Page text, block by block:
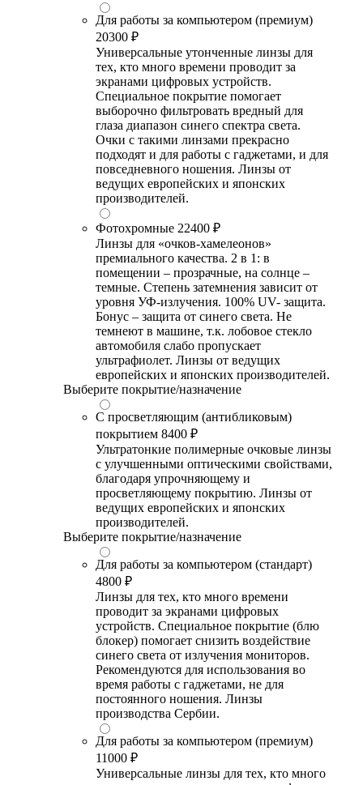
Для работы за компьютером (премиум)
20300 ₽
Универсальные утонченные линзы для
тех, кто много времени проводит за
экранами цифровых устройств.
Специальное покрытие помогает
выборочно фильтровать вредный для
глаза диапазон синего спектра света.
Очки с такими линзами прекрасно
подходят и для работы с гаджетами, и для
повседневного ношения. Линзы от
ведущих европейских и японских
производителей.
Фотохромные 22400 ₽
Линзы для «очков-хамелеонов»
премиального качества. 2 в 1: в
помещении – прозрачные, на солнце –
темные. Степень затемнения зависит от
уровня УФ-излучения. 100% UV- защита.
Бонус – защита от синего света. Не
темнеют в машине, т.к. лобовое стекло
автомобиля слабо пропускает
ультрафиолет. Линзы от ведущих
европейских и японских производителей.
Выберите покрытие/назначение
С просветляющим (антибликовым)
покрытием 8400 ₽
Ультратонкие полимерные очковые линзы
с улучшенными оптическими свойствами,
благодаря упрочняющему и
просветляющему покрытию. Линзы от
ведущих европейских и японских
производителей.
Выберите покрытие/назначение
Для работы за компьютером (стандарт)
4800 ₽
Линзы для тех, кто много времени
проводит за экранами цифровых
устройств. Специальное покрытие (блю
блокер) помогает снизить воздействие
синего света от излучения мониторов.
Рекомендуются для использования во
время работы с гаджетами, не для
постоянного ношения. Линзы
производства Сербии.
Для работы за компьютером (премиум)
11000 ₽
Универсальные линзы для тех, кто много